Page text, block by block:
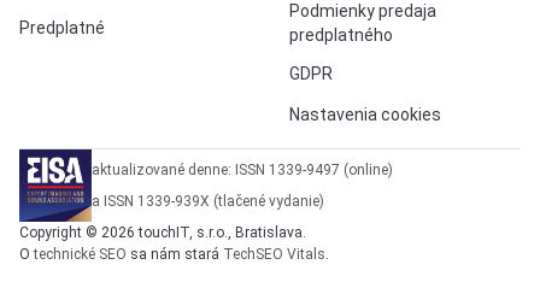
Predplatné
Podmienky predaja
predplatného
GDPR
Nastavenia cookies
aktualizované denne: ISSN 1339-9497 (online)
a ISSN 1339-939X (tlačené vydanie)
Copyright © 2026 touchIT, s.r.o., Bratislava.
Otechnické SEO sa nám stará TechSEO Vitals.